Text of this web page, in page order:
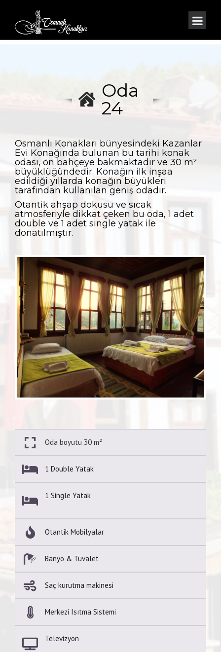
Oda
24
Osmanlı Konakları bünyesindeki Kazanlar
Evi Konağında bulunan bu tarihi konak
odası, ön bahçeye bakmaktadır ve 30 m²
büyüklüğündedir. Konağın ilk inşaa
edildiği yıllarda konağın büyükleri
tarafından kullanılan geniş odadır.
Otantik ahşap dokusu ve sıcak
atmosferiyle dikkat çeken bu oda, 1 adet
double ve 1 adet single yatak ile
donatılmıştır.
Oda boyutu 30 m²
1 Double Yatak
1 Single Yatak
Otantik Mobilyalar
Banyo & Tuvalet
Saç kurutma makinesi
Merkezi Isıtma Sistemi
Televizyon